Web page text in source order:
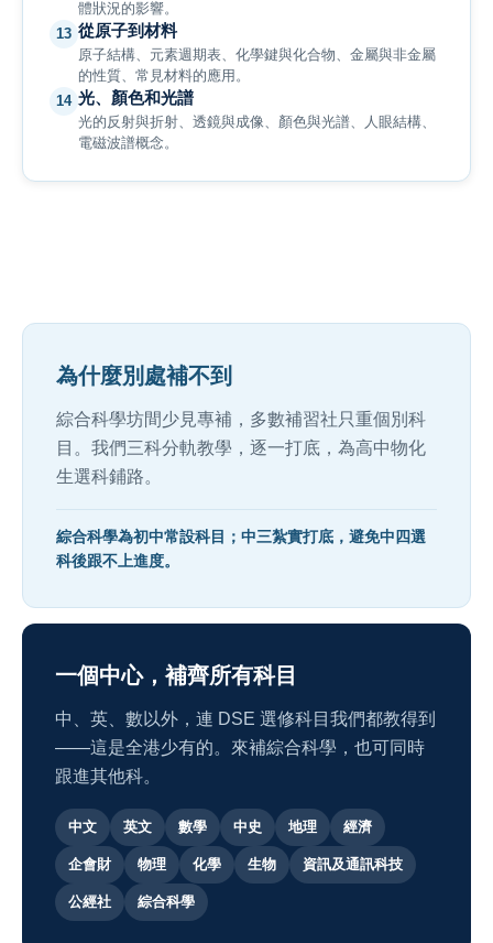
體狀況的影響。
13 從原子到材料
原子結構、元素週期表、化學鍵與化合物、金屬與非金屬
的性質、常見材料的應用。
14 光、顏色和光譜
光的反射與折射、透鏡與成像、顏色與光譜、人眼結構、
電磁波譜概念。
為什麼別處補不到
綜合科學坊間少見專補，多數補習社只重個別科
目。我們三科分軌教學，逐一打底，為高中物化
生選科鋪路。
綜合科學為初中常設科目；中三紮實打底，避免中四選
科後跟不上進度。
一個中心，補齊所有科目
中、英、數以外，連 DSE 選修科目我們都教得到
——這是全港少有的。來補綜合科學，也可同時
跟進其他科。
中文 英文 數學 中史 地理 經濟
企會財 物理 化學 生物 資訊及通訊科技
公經社 綜合科學